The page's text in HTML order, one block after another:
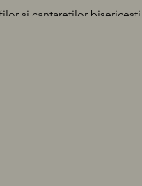
si cantaretilor